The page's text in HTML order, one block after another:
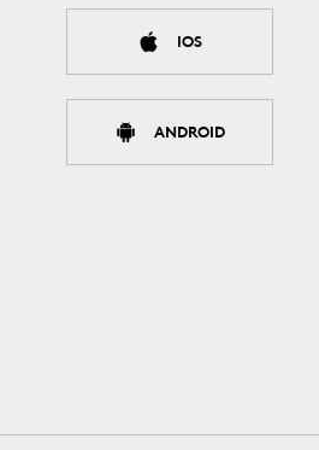
IOS
ANDROID